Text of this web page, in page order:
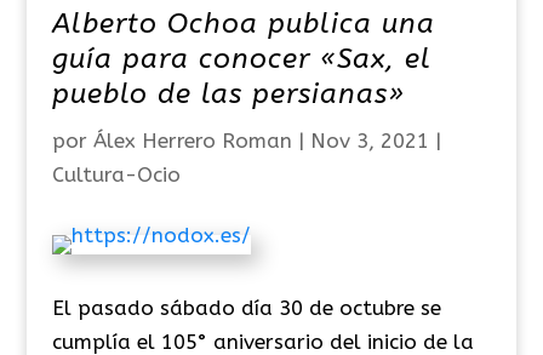
Alberto Ochoa publica una
guía para conocer «Sax, el
pueblo de las persianas»
por Álex Herrero Roman | Nov 3, 2021 |
Cultura-Ocio
El pasado sábado día 30 de octubre se
cumplía el 105° aniversario del inicio de la